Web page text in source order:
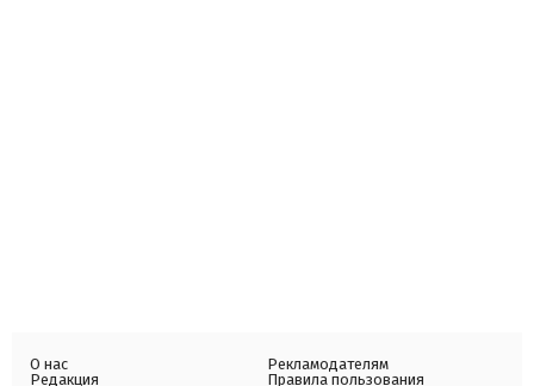
О нас
Редакция
Рекламодателям
Правила пользования